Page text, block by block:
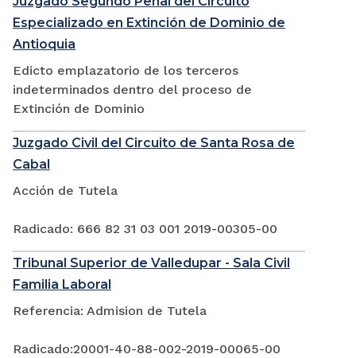
Especializado en Extinción de Dominio de
Antioquia
Edicto emplazatorio de los terceros
indeterminados dentro del proceso de
Extinción de Dominio
Juzgado Civil del Circuito de Santa Rosa de
Cabal
Acción de Tutela
Radicado: 666 82 31 03 001 2019-00305-00
Tribunal Superior de Valledupar - Sala Civil
Familia Laboral
Referencia: Admision de Tutela
Radicado:20001-40-88-002-2019-00065-00